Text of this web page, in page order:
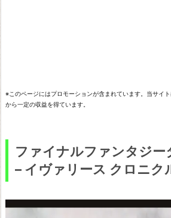
ク
ク
ス
イ
※このページにはプロモーションが含まれています。当サイ
から一定の収益を得ています。
ファイナルファンタジー
– イヴァリース クロニク